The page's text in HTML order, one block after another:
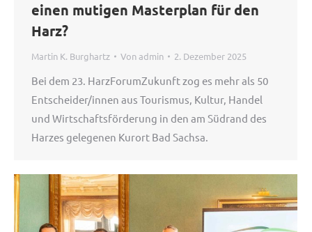
einen mutigen Masterplan für den
Harz?
Martin K. Burghartz Von admin 2. Dezember 2025
Bei dem 23. HarzForumZukunft zog es mehr als 50
Entscheider/innen aus Tourismus, Kultur, Handel
und Wirtschaftsförderung in den am Südrand des
Harzes gelegenen Kurort Bad Sachsa.